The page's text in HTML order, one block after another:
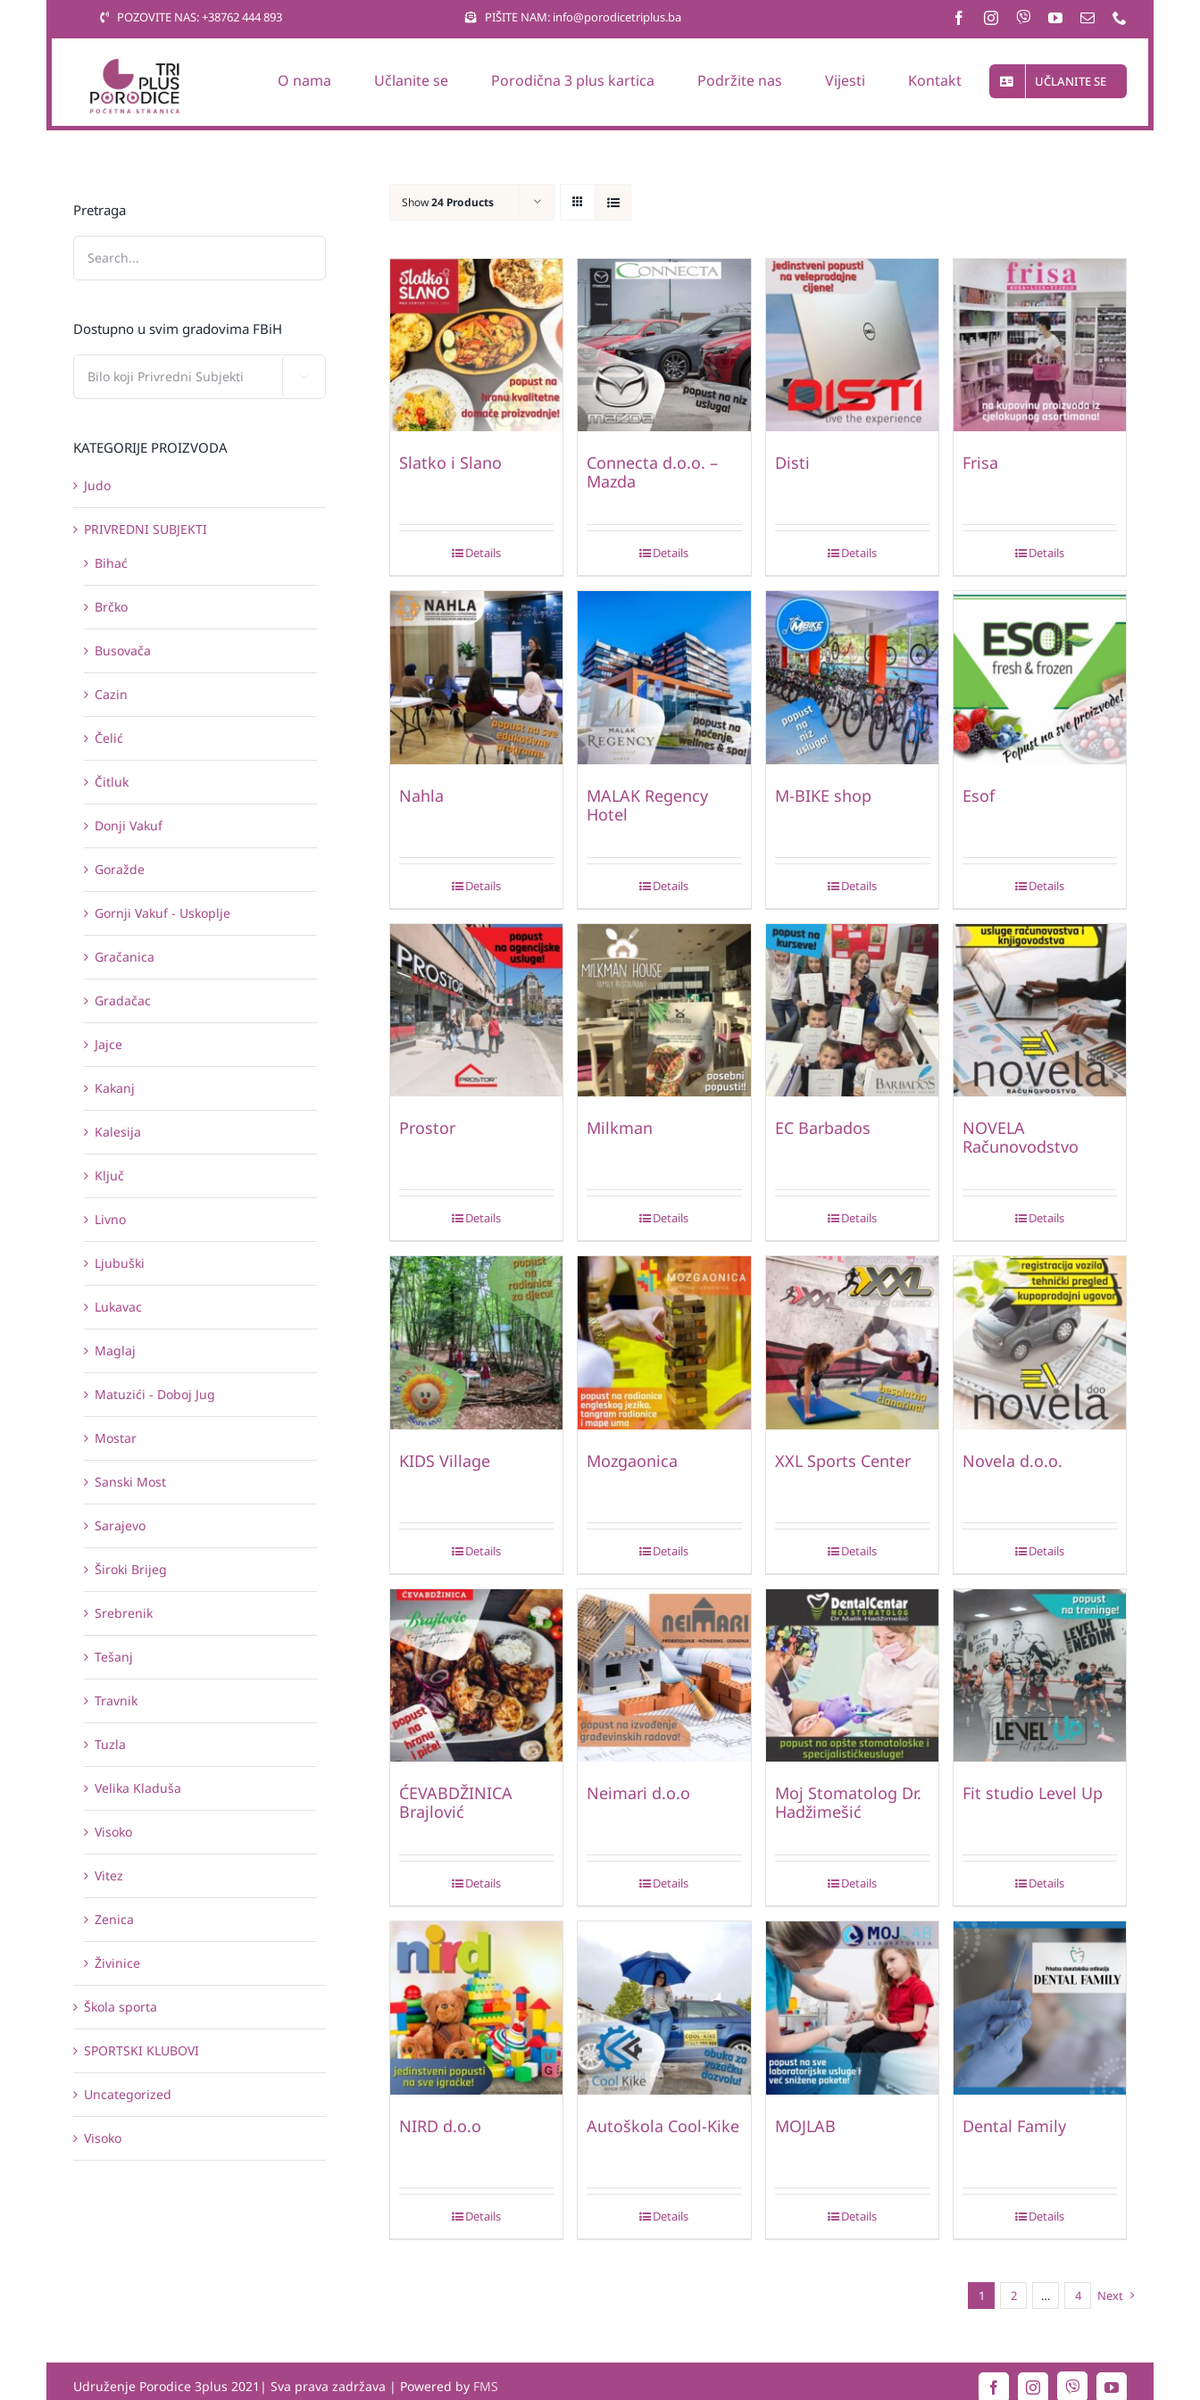
POZOVITE NAS: +38762 444 893 PIŠITE NAM: info@porodicetriplus.ba
O nama Učlanite se Porodična 3 plus kartica Podržite nas Vijesti Kontakt UČLANITE SE
Show24 Products
Slatko i Slano
Details
Connecta d.o.o. –
Mazda
Details
Disti
Details
Frisa
Details
Nahla
Details
MALAK Regency
Hotel
Details
M-BIKE shop
Details
Esof
Details
Prostor
Details
Milkman
Details
EC Barbados
Details
NOVELA
Računovodstvo
Details
KIDS Village
Details
Mozgaonica
Details
XXL Sports Center
Details
Novela d.o.o.
Details
ĆEVABDŽINICA
Brajlović
Details
Neimari d.o.o
Details
Moj Stomatolog Dr.
Hadžimešić
Details
Fit studio Level Up
Details
NIRD d.o.o
Details
Autoškola Cool-Kike
Details
MOJLAB
Details
Dental Family
Details
1 2 … 4 Next
Pretraga
Dostupno u svim gradovima FBiH
KATEGORIJE PROIZVODA
Judo
PRIVREDNI SUBJEKTI
Bihać
Brčko
Busovača
Cazin
Čelić
Čitluk
Donji Vakuf
Goražde
Gornji Vakuf - Uskoplje
Gračanica
Gradačac
Jajce
Kakanj
Kalesija
Ključ
Livno
Ljubuški
Lukavac
Maglaj
Matuzići - Doboj Jug
Mostar
Sanski Most
Sarajevo
Široki Brijeg
Srebrenik
Tešanj
Travnik
Tuzla
Velika Kladuša
Visoko
Vitez
Zenica
Živinice
Škola sporta
SPORTSKI KLUBOVI
Uncategorized
Visoko
Udruženje Porodice 3plus 2021| Sva prava zadržava | Powered by FMS FacebookInstagramViber YouTube